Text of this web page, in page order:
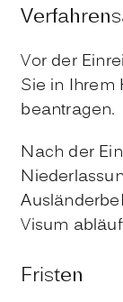
Vor der
Sie in Ihrem
beantragen.
Nach der
Visum
Fristen